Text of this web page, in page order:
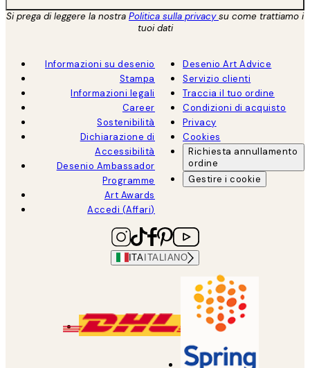
Si prega di leggere la nostra Politica sulla privacysu come trattiamo i
tuoi dati
Informazioni su desenio
Stampa
Informazioni legali
Career
Sostenibilità
Dichiarazione di
Accessibilità
Desenio Ambassador
Programme
Art Awards
Accedi (Affari)
Desenio Art Advice
Servizio clienti
Traccia il tuo ordine
Condizioni di acquisto
Privacy
Cookies
Richiesta annullamento
ordine
Gestire i cookie
ITA ITALIANO